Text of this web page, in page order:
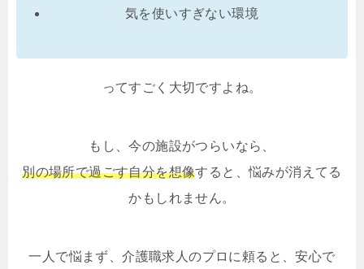
気を使いすぎない環境
ってすごく大切ですよね。
もし、今の施設がつらいなら、
別の場所で過ごす自分を想像すると、悩みが消えてる
かもしれません。
一人で悩まず、介護職求人のプロに頼ると、安心で